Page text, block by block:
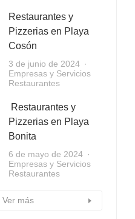
Restaurantes y
Pizzerias en Playa
Cosón
3 de junio de 2024
Empresas y Servicios
Restaurantes
Restaurantes y
Pizzerias en Playa
Bonita
6 de mayo de 2024
Empresas y Servicios
Restaurantes
Ver más